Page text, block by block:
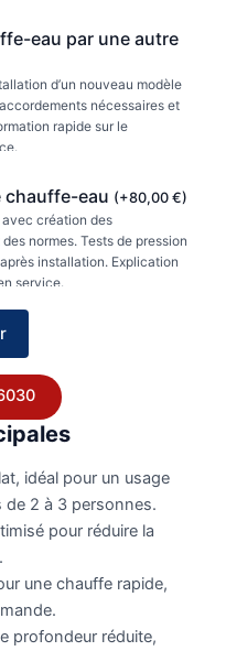
eau par une autre
d’un nouveau modèle
nécessaires et
rapide sur le
chauffe-eau (+80,00 €)
création des
normes. Tests de pression
installation. Explication
service.
idéal pour un usage
2 à 3 personnes.
pour réduire la
une chauffe rapide,
profondeur réduite,